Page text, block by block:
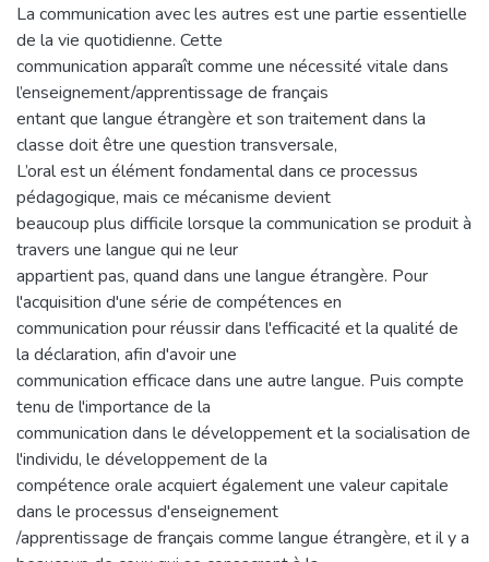
La communication avec les autres est une partie essentielle
de la vie quotidienne. Cette
communication apparaît comme une nécessité vitale dans
l’enseignement/apprentissage de français
entant que langue étrangère et son traitement dans la
classe doit être une question transversale,
L’oral est un élément fondamental dans ce processus
pédagogique, mais ce mécanisme devient
beaucoup plus difficile lorsque la communication se produit à
travers une langue qui ne leur
appartient pas, quand dans une langue étrangère. Pour
l'acquisition d'une série de compétences en
communication pour réussir dans l'efficacité et la qualité de
la déclaration, afin d'avoir une
communication efficace dans une autre langue. Puis compte
tenu de l'importance de la
communication dans le développement et la socialisation de
l'individu, le développement de la
compétence orale acquiert également une valeur capitale
dans le processus d'enseignement
/apprentissage de français comme langue étrangère, et il y a